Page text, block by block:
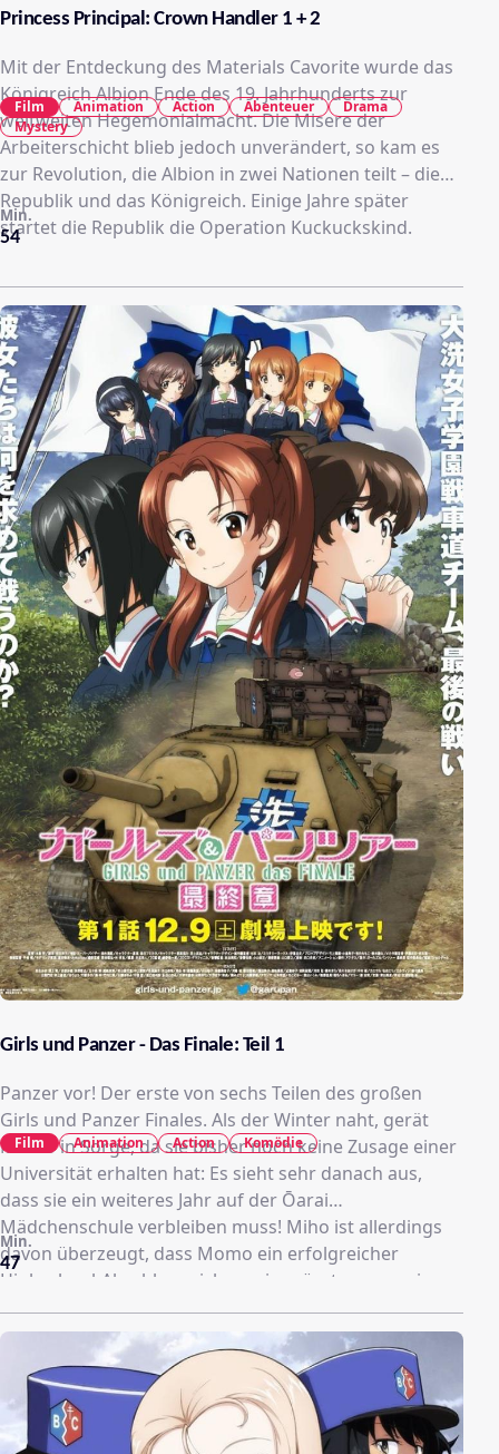
Princess Principal: Crown Handler 1 + 2
Mit der Entdeckung des Materials Cavorite wurde das
Königreich Albion Ende des 19. Jahrhunderts zur
weltweiten Hegemonialmacht. Die Misere der
Arbeiterschicht blieb jedoch unverändert, so kam es
zur Revolution, die Albion in zwei Nationen teilt – die
Republik und das Königreich. Einige Jahre später
startet die Republik die Operation Kuckuckskind.
54
Min.
Film Animation Action Abenteuer
Drama
Mystery
Girls und Panzer - Das Finale: Teil 1
Panzer vor! Der erste von sechs Teilen des großen
Girls und Panzer Finales. Als der Winter naht, gerät
Momo in Sorge, da sie bisher noch keine Zusage einer
Universität erhalten hat: Es sieht sehr danach aus,
dass sie ein weiteres Jahr auf der Ōarai
Mädchenschule verbleiben muss! Miho ist allerdings
davon überzeugt, dass Momo ein erfolgreicher
Highschool-Abschluss sicher sein müsste, wenn sie
sich als erfolgreich im Sensha-dō erweisen sollte. Und
so bestreitet Team Ōarai mit Momo als neuer
Oberkommandantin den soeben wiederentdeckten
Winter-Raupenketten-Cup, mit vielen alten Bekannten
aber auch neuen Gegnern, wie der heiß erwarteten
Freien Schule BC!
47
Min.
Film Animation Action Komödie